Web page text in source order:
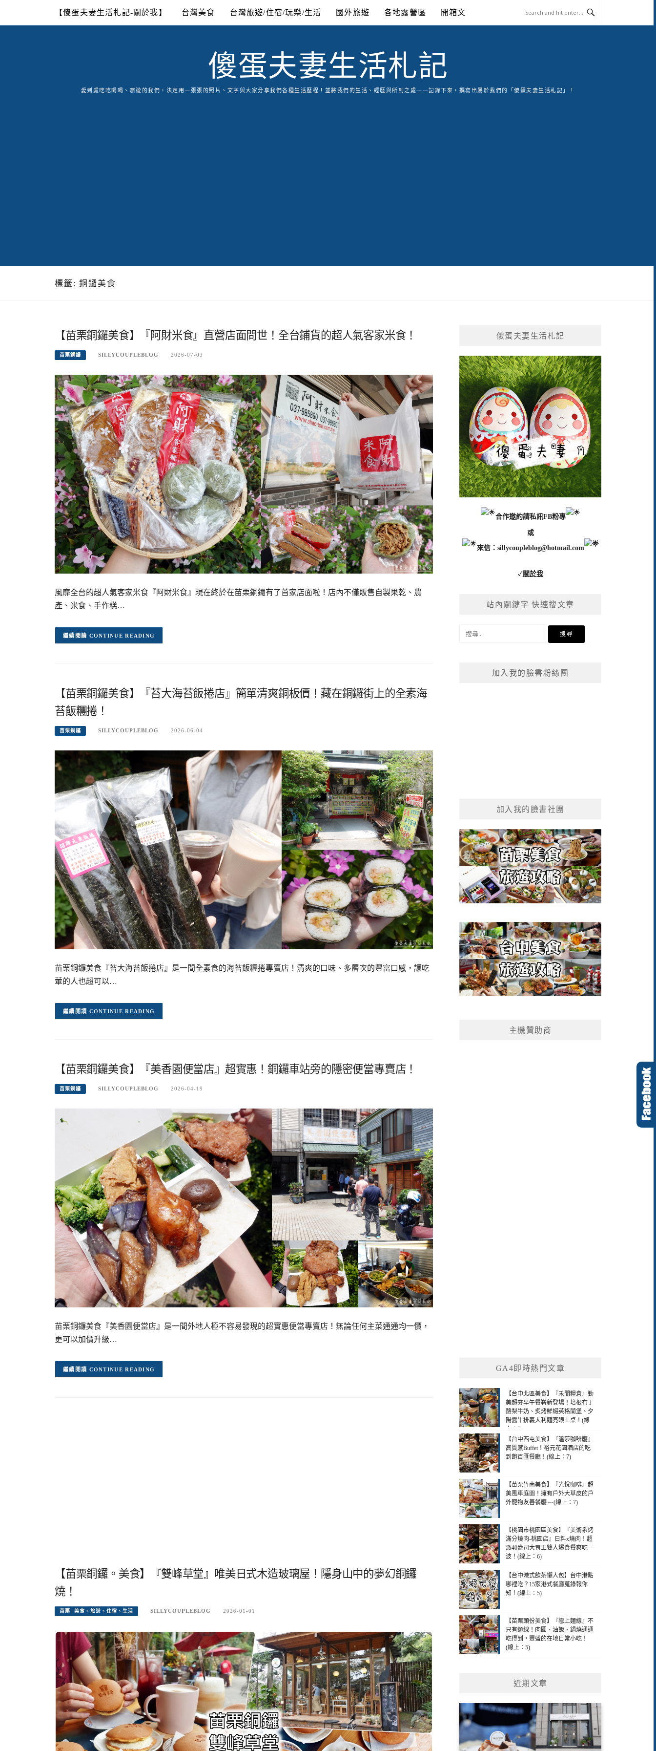
content
【傻蛋夫妻生活札記-關於我】 台灣美食 台灣旅遊/住宿/玩樂/生活 國外旅遊 各地露營區 開箱文
傻蛋夫妻生活札記
愛到處吃吃喝喝、旅遊的我們，決定用一張張的照片、文字與大家分享我們各種生活歷程！並將我們的生活、經歷與所到之處一一記錄下來，撰寫出屬於我們的「傻蛋夫妻生活札記」！
標籤: 銅鑼美食
【苗栗銅鑼美食】『阿財米食』直營店面問世！全台鋪貨的超人氣客家米食！
苗栗銅鑼 SILLYCOUPLEBLOG 2026-07-03
風靡全台的超人氣客家米食『阿財米食』現在終於在苗栗銅鑼有了首家店面啦！店內不僅販售自製果乾、農
產、米食、手作糕…
CONTINUE READING
【苗栗銅鑼美食】『苔大海苔飯捲店』簡單清爽銅板價！藏在銅鑼街上的全素海
苔飯糰捲！
苗栗銅鑼 SILLYCOUPLEBLOG 2026-06-04
苗栗銅鑼美食『苔大海苔飯捲店』是一間全素食的海苔飯糰捲專賣店！清爽的口味、多層次的豐富口感，讓吃
葷的人也超可以…
CONTINUE READING
【苗栗銅鑼美食】『美香園便當店』超實惠！銅鑼車站旁的隱密便當專賣店！
苗栗銅鑼 SILLYCOUPLEBLOG 2026-04-19
苗栗銅鑼美食『美香園便當店』是一間外地人極不容易發現的超實惠便當專賣店！無論任何主菜通通均一價，
更可以加價升級…
CONTINUE READING
【苗栗銅鑼。美食】『雙峰草堂』唯美日式木造玻璃屋！隱身山中的夢幻銅鑼
燒！
苗栗│美食、旅遊、住宿、生活 SILLYCOUPLEBLOG 2026-01-01
傻蛋夫妻生活札記
合作邀約請私訊FB粉專
或
來信： sillycoupleblog@hotmail.com
✓關於我
站內關鍵字 快速搜文章
加入我的臉書粉絲團
加入我的臉書社團
主機贊助商
GA4即時熱門文章
【台中北區美食】『禾間糧倉』勤
美超夯早午餐嶄新登場！培根布丁
酪梨牛奶、炙烤鮮蝦英格蘭堡、夕
陽醬牛排義大利麵亮眼上桌！(線
上：8)
【台中西屯美食】『溫莎咖啡廳』
高質感Buffet！裕元花園酒店的吃
到飽百匯餐廳！(線上：7)
【苗栗竹南美食】『光悅咖啡』超
美風車庭園！擁有戶外大草皮的戶
外寵物友善餐廳~~(線上：7)
【桃園市桃園區美食】『美術系烤
滿分燒肉-桃園店』日料x燒肉！超
派40盎司大胃王雙人爆食餐爽吃一
波！(線上：6)
【台中港式飲茶懶人包】台中港點
哪裡吃？15家港式餐廳蒐錄報你
知！(線上：5)
【苗栗頭份美食】『戀上麵線』不
只有麵線！肉圓、油飯、鍋燒通通
吃得到，豐盛的在地日常小吃！
(線上：5)
近期文章